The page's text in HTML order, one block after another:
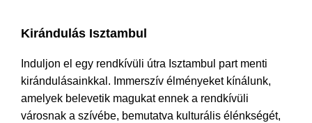
Kirándulás Isztambul
Induljon el egy rendkívüli útra Isztambul part menti
kirándulásainkkal. Immerszív élményeket kínálunk,
amelyek belevetik magukat ennek a rendkívüli
városnak a szívébe, bemutatva kulturális élénkségét,